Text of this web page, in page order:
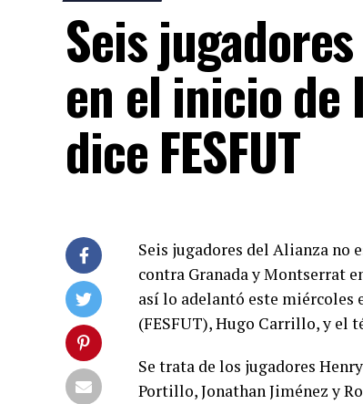
Seis
en el inicio
dice FESFUT
Seis jugadores del Alianza no
contra Granada y Montserrat
así lo adelantó este miércoles
(FESFUT), Hugo Carrillo, y el
Se trata de los jugadores
Portillo, Jonathan Jiménez y